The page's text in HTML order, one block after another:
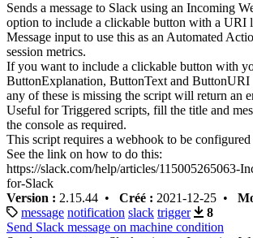
Sends a message to Slack using an Incoming
option to include a clickable button with a URI
Message input to use this as an Automated
session metrics.
If you want to include a clickable button with
ButtonExplanation, ButtonText and ButtonURI
any of these is missing the script will return an
Useful for Triggered scripts, fill the title and
the console as required.
This script requires a webhook to be
See the link on how to do this:
https://slack.com/help/articles/115005265063-
for-Slack
Version : 2.15.44 • Créé : 2021-12-25 •
message notification slack trigger
8
Send Slack message on machine condition